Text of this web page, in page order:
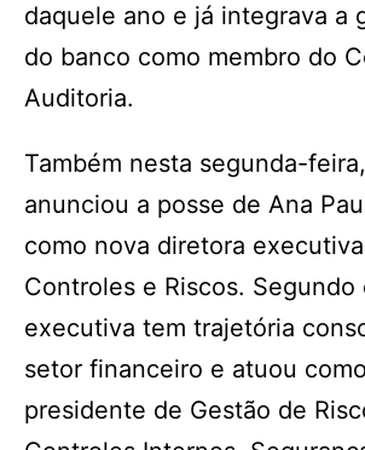
daquele ano e já integrava a
do banco como membro do
Auditoria.
Também nesta segunda-
anunciou a posse de Ana
como nova diretora
Controles e Riscos. Segundo
executiva tem trajetória
setor financeiro e atuou
presidente de Gestão de